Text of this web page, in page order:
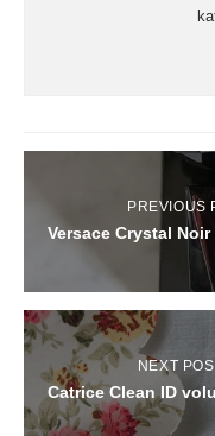
PREVIOUS
Versace Crystal
NEXT
Catrice Clean ID